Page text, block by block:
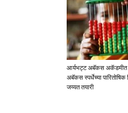
आर्यभट्ट अबॅकस अकॅडमीत
अबॅकस स्पर्धेच्या पारितोषिक
जय्यत तयारी